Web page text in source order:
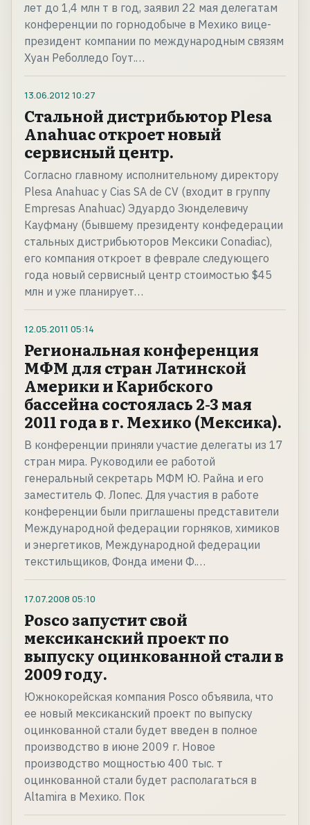
лет до 1,4 млн т в год, заявил 22 мая делегатам
конференции по горнодобыче в Мехико вице-
президент компании по международным связям
Хуан Реболледо Гоут.…
13.06.2012 10:27
Стальной дистрибьютор Plesa
Anahuac откроет новый
сервисный центр.
Согласно главному исполнительному директору
Plesa Anahuac y Cias SA de CV (входит в группу
Empresas Anahuac) Эдуардо Зюнделевичу
Кауфману (бывшему президенту конфедерации
стальных дистрибьюторов Мексики Conadiac),
его компания откроет в феврале следующего
года новый сервисный центр стоимостью $45
млн и уже планирует…
12.05.2011 05:14
Региональная конференция
МФМ для стран Латинской
Америки и Карибского
бассейна состоялась 2-3 мая
2011 года в г. Мехико (Мексика).
В конференции приняли участие делегаты из 17
стран мира. Руководили ее работой
генеральный секретарь МФМ Ю. Райна и его
заместитель Ф. Лопес. Для участия в работе
конференции были приглашены представители
Международной федерации горняков, химиков
и энергетиков, Международной федерации
текстильщиков, Фонда имени Ф.…
17.07.2008 05:10
Posco запустит свой
мексиканский проект по
выпуску оцинкованной стали в
2009 году.
Южнокорейская компания Posco объявила, что
ее новый мексиканский проект по выпуску
оцинкованной стали будет введен в полное
производство в июне 2009 г. Новое
производство мощностью 400 тыс. т
оцинкованной стали будет располагаться в
Altamira в Мехико. Пок